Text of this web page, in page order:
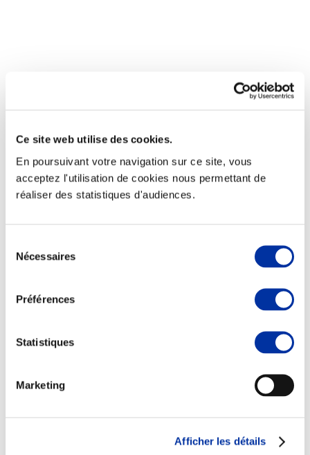
Ce site web utilise des cookies.
En poursuivant votre navigation sur ce site, vous
acceptez l'utilisation de cookies nous permettant de
réaliser des statistiques d'audiences.
Nécessaires
Préférences
Statistiques
Marketing
Afficher les détails
Elevage
Transport – mise en marché